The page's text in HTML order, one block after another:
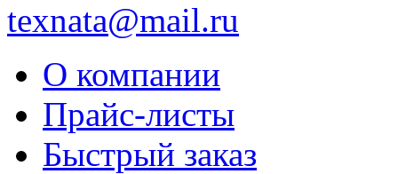
texnata@mail.ru
О компании
Прайс-листы
Быстрый заказ